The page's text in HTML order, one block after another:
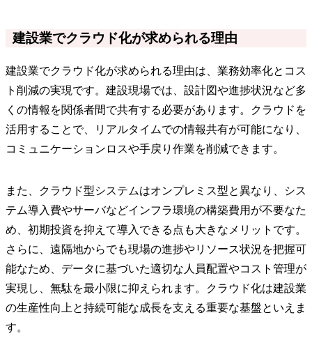
建設業でクラウド化が求められる理由
建設業でクラウド化が求められる理由は、業務効率化とコス
ト削減の実現です。建設現場では、設計図や進捗状況など多
くの情報を関係者間で共有する必要があります。クラウドを
活用することで、リアルタイムでの情報共有が可能になり、
コミュニケーションロスや手戻り作業を削減できます。
また、クラウド型システムはオンプレミス型と異なり、シス
テム導入費やサーバなどインフラ環境の構築費用が不要なた
め、初期投資を抑えて導入できる点も大きなメリットです。
さらに、遠隔地からでも現場の進捗やリソース状況を把握可
能なため、データに基づいた適切な人員配置やコスト管理が
実現し、無駄を最小限に抑えられます。クラウド化は建設業
の生産性向上と持続可能な成長を支える重要な基盤といえま
す。